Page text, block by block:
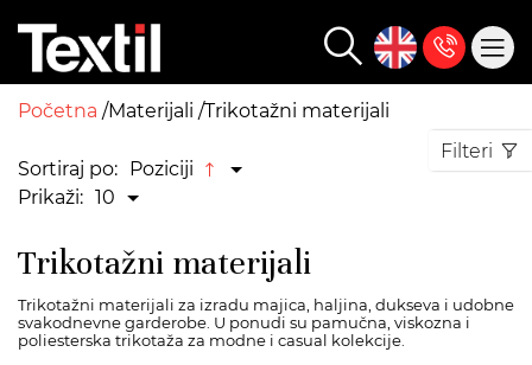
Početna Materijali Trikotažni materijali
Sortiraj po: Poziciji
Prikaži: 10
Filteri
Trikotažni materijali
Trikotažni materijali za izradu majica, haljina, dukseva i udobne
svakodnevne garderobe. U ponudi su pamučna, viskozna i
poliesterska trikotaža za modne i casual kolekcije.